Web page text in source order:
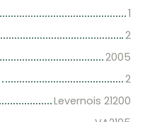
1
2
2005
2
Levernois 21200